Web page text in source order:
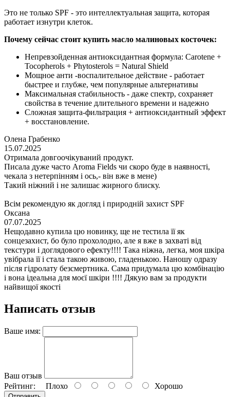
Это не только SPF - это интеллектуальная защита, которая
работает изнутри клеток.
Почему сейчас стоит купить масло малиновых косточек:
Непревзойденная антиоксидантная формула: Carotene +
Tocopherols + Phytosterols = Natural Shield
Мощное анти -воспалительное действие - работает
быстрее и глубже, чем популярные альтернативы
Максимальная стабильность - даже спектр, сохраняет
свойства в течение длительного времени и надежно
Сложная защита-фильтрация + антиоксидантный эффект
+ восстановление.
Олена Грабенко
15.07.2025
Отримала довгоочікуваний продукт.
Писала дуже часто Aroma Fields чи скоро буде в наявності,
чекала з нетерпінням і ось,- він вже в мене)
Такий ніжний і не залишає жирного блиску.
Всім рекомендую як догляд і природній захист SPF
Оксана
07.07.2025
Нещодавно купила цю новинку, ще не тестила її як
сонцезахист, бо було прохолодно, але я вже в захваті від
текстури і доглядового ефекту!!!! Така ніжна, легка, моя шкіра
увібрала її і стала такою живою, гладенькою. Наношу одразу
після гідролату безсмертника. Сама придумала цю комбінацію
і вона ідеальна для моєї шкіри !!!! Дякую вам за продукти
найвищої якості
Написать отзыв
Ваше имя:
Ваш отзыв
Рейтинг: Плохо Хорошо